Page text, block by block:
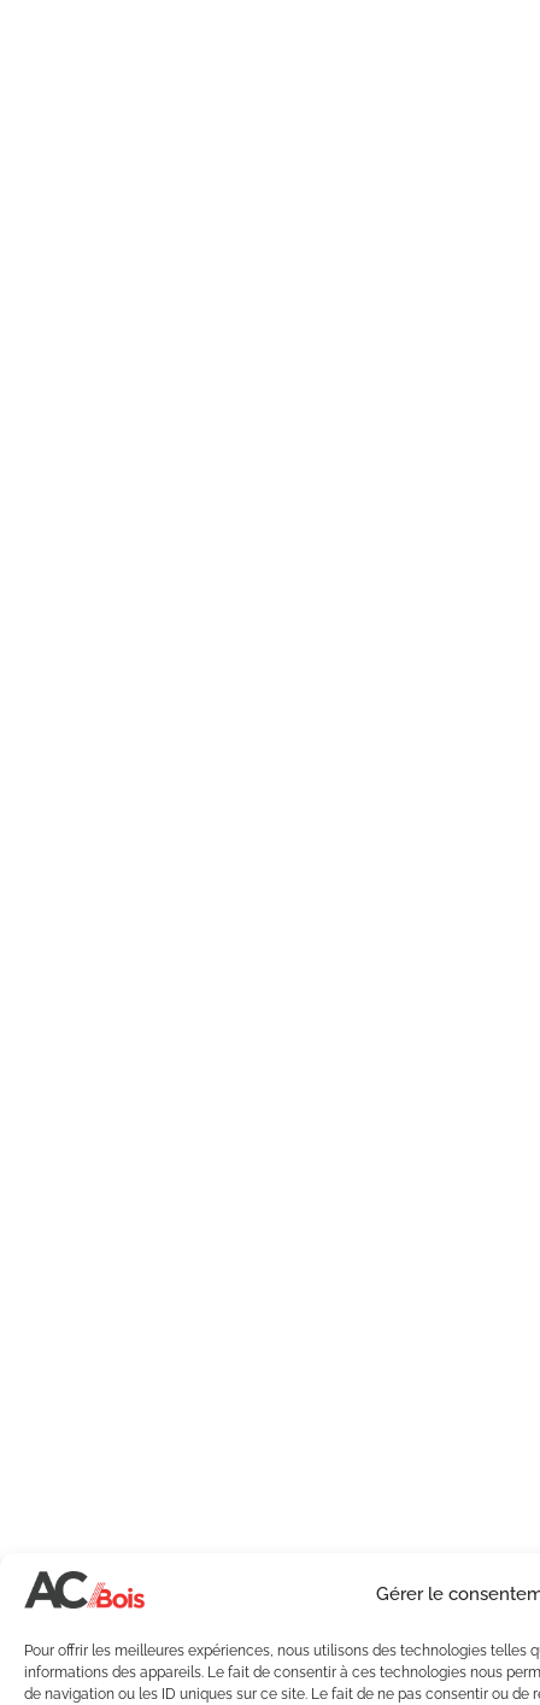
Gérer le
Pour offrir les meilleures expériences, nous utilisons des technologies
informations des appareils. Le fait de consentir à ces technologies nous
de navigation ou les ID uniques sur ce site. Le fait de ne pas consentir ou